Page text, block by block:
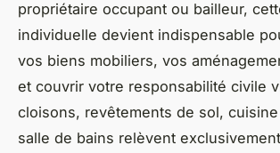
propriétaire occupant ou bailleur,
individuelle devient indispensable
vos biens mobiliers, vos
et couvrir votre responsabilité civile
cloisons, revêtements de sol,
salle de bains relèvent